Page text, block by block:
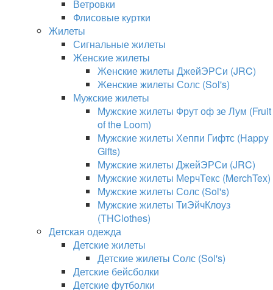
Ветровки
Флисовые куртки
Жилеты
Сигнальные жилеты
Женские жилеты
Женские жилеты ДжейЭРСи (JRC)
Женские жилеты Солс (Sol's)
Мужские жилеты
Мужские жилеты Фрут оф зе Лум (Fruit
of the Loom)
Мужские жилеты Хеппи Гифтс (Happy
Gifts)
Мужские жилеты ДжейЭРСи (JRC)
Мужские жилеты МерчТекс (MerchTex)
Мужские жилеты Солс (Sol's)
Мужские жилеты ТиЭйчКлоуз
(THClothes)
Детская одежда
Детские жилеты
Детские жилеты Солс (Sol's)
Детские бейсболки
Детские футболки